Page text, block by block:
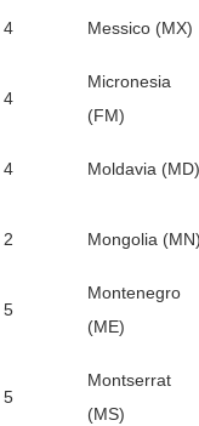
4 Messico (MX)
4
Micronesia
(FM)
4 Moldavia (MD)
2 Mongolia
5
Montenegro
(ME)
5
Montserrat
(MS)